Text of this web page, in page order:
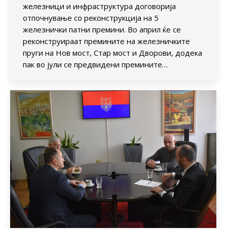
железници и инфраструктура договорија
отпочнување со реконструкција на 5
железнички патни премини. Во април ќе се
реконструираат премините на железничките
пруги на Нов мост, Стар мост и Дворови, додека
пак во јули се предвидени премините…